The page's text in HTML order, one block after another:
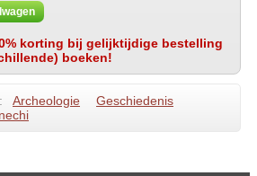
korting bij gelijktijdige bestelling
boeken!
Archeologie
Geschiedenis